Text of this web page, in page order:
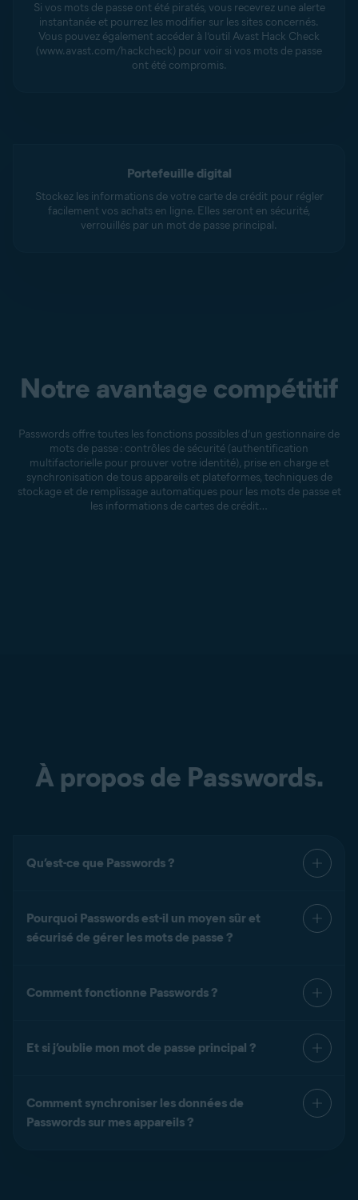
Si vos mots de passe ont été piratés, vous recevrez une alerte
instantanée et pourrez les modifier sur les sites concernés.
Vous pouvez également accéder à l’outil Avast Hack Check
(www.avast.com/hackcheck) pour voir si vos mots de passe
ont été compromis.
Portefeuille digital
Stockez les informations de votre carte de crédit pour régler
facilement vos achats en ligne. Elles seront en sécurité,
verrouillés par un mot de passe principal.
Notre avantage compétitif
Passwords offre toutes les fonctions possibles d’un gestionnaire de
mots de passe : contrôles de sécurité (authentification
multifactorielle pour prouver votre identité), prise en charge et
synchronisation de tous appareils et plateformes, techniques de
stockage et de remplissage automatiques pour les mots de passe et
les informations de cartes de crédit…
À propos de Passwords.
Qu’est-ce que Passwords ?
Pourquoi Passwords est-il un moyen sûr et
sécurisé de gérer les mots de passe ?
Comment fonctionne Passwords ?
Et si j’oublie mon mot de passe principal ?
Comment synchroniser les données de
Passwords sur mes appareils ?